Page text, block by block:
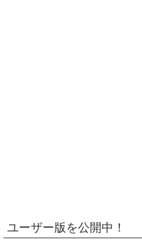
ユーザー版を公開中！